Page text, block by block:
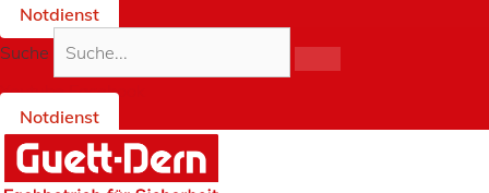
Notdienst
Suche
Youtube Facebook
Notdienst